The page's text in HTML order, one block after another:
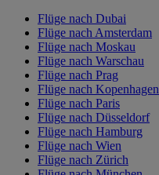
Flüge nach Dubai
Flüge nach Amsterdam
Flüge nach Moskau
Flüge nach Warschau
Flüge nach Prag
Flüge nach Kopenhagen
Flüge nach Paris
Flüge nach Düsseldorf
Flüge nach Hamburg
Flüge nach Wien
Flüge nach Zürich